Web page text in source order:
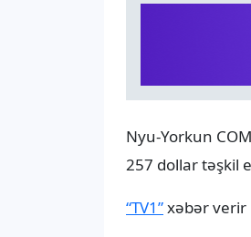
Nyu-Yorkun
257 dollar təşkil
“TV1”xəbər verir